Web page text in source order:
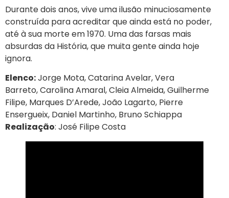
Durante dois anos, vive uma ilusão minuciosamente
construída para acreditar que ainda está no poder,
até à sua morte em 1970. Uma das farsas mais
absurdas da História, que muita gente ainda hoje
ignora.
Elenco:Jorge Mota, Catarina Avelar, Vera
Barreto, Carolina Amaral, Cleia Almeida, Guilherme
Filipe, Marques D’Arede, João Lagarto, Pierre
Ensergueix, Daniel Martinho, Bruno Schiappa
Realização: José Filipe Costa